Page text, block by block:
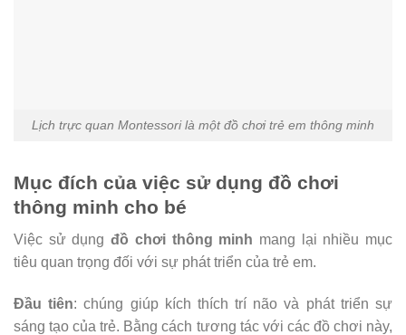
Lịch trực quan Montessori là một đồ chơi trẻ em thông minh
Mục đích của việc sử dụng đồ chơi
thông minh cho bé
Việc sử dụng đồ chơi thông minh mang lại nhiều mục
tiêu quan trọng đối với sự phát triển của trẻ em.
Đầu tiên: chúng giúp kích thích trí não và phát triển sự
sáng tạo của trẻ. Bằng cách tương tác với các đồ chơi này,